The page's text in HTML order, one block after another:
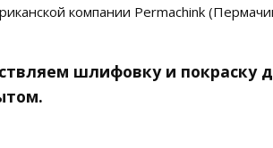
компании Permachink
шлифовку и покраску